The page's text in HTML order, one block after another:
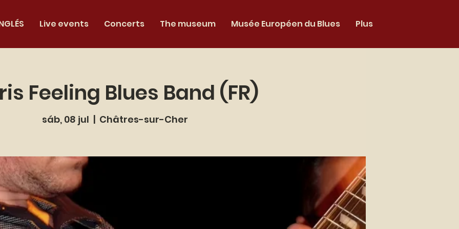
Live events Concerts The museum Musée Européen du Blues Plus
Feeling Blues Band (FR)
sáb, 08 jul
  |
Châtres-sur-Cher